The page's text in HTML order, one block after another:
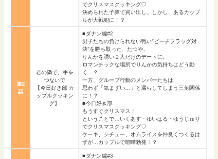
でクリスマスクッキング♡
決められた予算で買い出し。しかし、あるカップ
ルが大戦犯に！？
第2
話
君の隣で、手を
つないで
【今日好き部 カ
ップルクッキン
グ】
■ダナン編#2
男子たちの負けられない戦い”ビーチフラッグ対
決”を勝ち取った、たつや。
りんかを誘い２人だけのデートに。
ロマンチックな場所でりんかの気持ちはどう動
く…？
一方、グループ行動のメンバーたちは
思わず「気まずい…」と漏らしてしまう三角関係
に！？
■今日好き部
もうすぐクリスマス！
ということで…いくあす・ゆいはる・ゆうじゅり
でクリスマスクッキング♡
ケーキ、シチュー、オムライスを仲良くつくるは
ずが…カップルで喧嘩勃発！？
■ダナン編#3